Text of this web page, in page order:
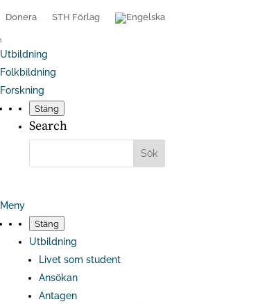
Donera STH Förlag
Utbildning
Folkbildning
Forskning
Stäng
Search
Meny
Stäng
Utbildning
Livet som student
Ansökan
Antagen